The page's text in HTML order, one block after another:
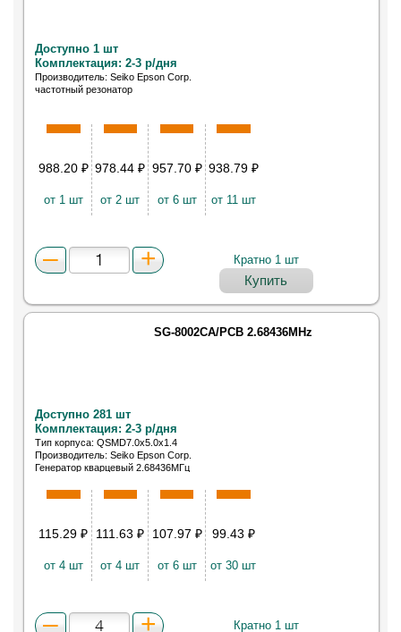
Доступно 1 шт
Комплектация: 2-3 р/дня
Производитель: Seiko Epson Corp.
частотный резонатор
988.20 ₽
от 1 шт
978.44₽
от 2 шт
957.70 ₽
от 6 шт
938.79 ₽
от 11 шт
Кратно 1 шт
Купить
SG-8002CA/PCB 2.68436MHz
Доступно 281 шт
Комплектация: 2-3 р/дня
Тип корпуса: QSMD7.0x5.0x1.4
Производитель: Seiko Epson Corp.
Генератор кварцевый 2.68436МГц
115.29₽
от 4 шт
111.63₽
от 4 шт
107.97 ₽
от 6 шт
99.43 ₽
от 30 шт
Кратно 1 шт